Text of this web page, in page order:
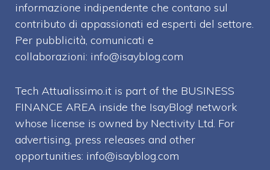
informazione indipendente che contano sul
contributo di appassionati ed esperti del settore.
Per pubblicità, comunicati e
collaborazioni: info@isayblog.com
Tech Attualissimo.it is part of the BUSINESS
FINANCE AREA inside the IsayBlog! network
whose license is owned by Nectivity Ltd. For
advertising, press releases and other
opportunities: info@isayblog.com